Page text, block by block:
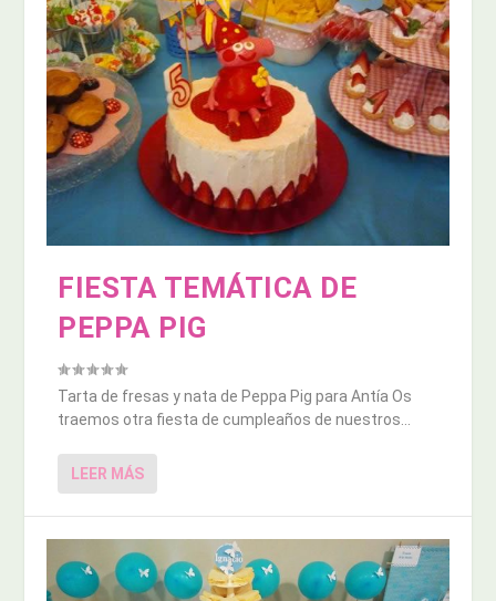
FIESTA TEMÁTICA DE
PEPPA PIG
Tarta de fresas y nata de Peppa Pig para Antía Os
traemos otra fiesta de cumpleaños de nuestros...
LEER MÁS